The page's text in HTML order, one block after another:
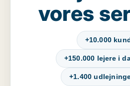
vores
+10.000
+150.000 lejere i
+1.400